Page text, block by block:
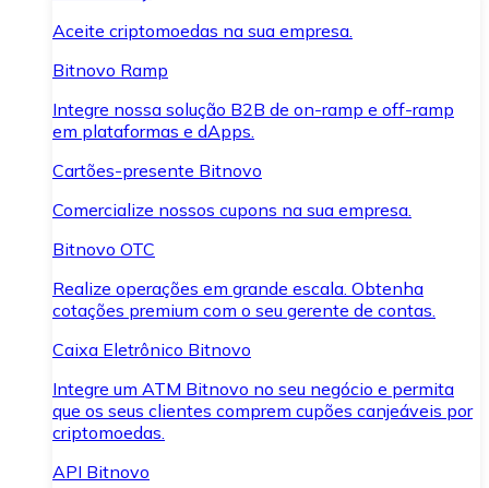
Aceite criptomoedas na sua empresa.
Bitnovo Ramp
Integre nossa solução B2B de on-ramp e off-ramp
em plataformas e dApps.
Cartões-presente Bitnovo
Comercialize nossos cupons na sua empresa.
Bitnovo OTC
Realize operações em grande escala. Obtenha
cotações premium com o seu gerente de contas.
Caixa Eletrônico Bitnovo
Integre um ATM Bitnovo no seu negócio e permita
que os seus clientes comprem cupões canjeáveis por
criptomoedas.
API Bitnovo